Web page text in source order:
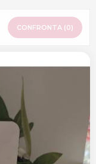
CONFRONTA (0)